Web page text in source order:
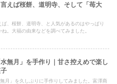
えば桜餅、道明寺、そして「苺大
ば、桜餅、道明寺、と人気があるのはやっぱり
ね。大福の由来などを調べてみました。
無月」を手作り｜甘さ控えめで楽し
月」を久しぶりに手作りしてみました。富澤商